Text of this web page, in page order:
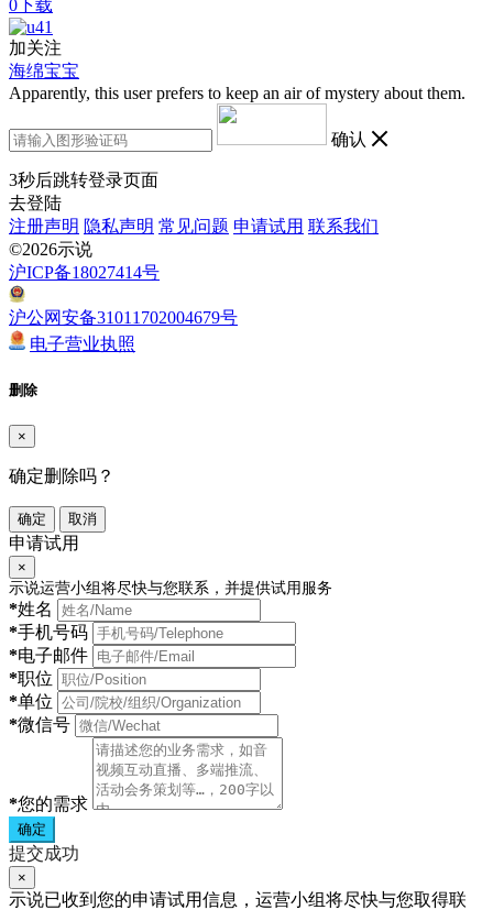
0下载
加关注
海绵宝宝
Apparently, this user prefers to keep an air of mystery about them.
确认
3秒后跳转登录页面
去登陆
注册声明 隐私声明 常见问题 申请试用 联系我们
©2026示说
沪ICP备18027414号
沪公网安备31011702004679号
电子营业执照
删除
×
确定删除吗？
确定 取消
申请试用
×
示说运营小组将尽快与您联系，并提供试用服务
*姓名
*手机号码
*电子邮件
*职位
*单位
*微信号
*您的需求
确定
提交成功
×
示说已收到您的申请试用信息，运营小组将尽快与您取得联